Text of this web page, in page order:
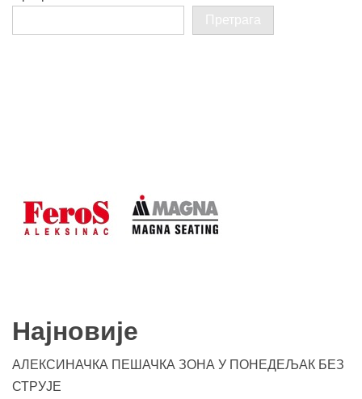
Претрага
Најновије
АЛЕКСИНАЧКА ПЕШАЧКА ЗОНА У ПОНЕДЕЉАК БЕЗ
СТРУЈЕ